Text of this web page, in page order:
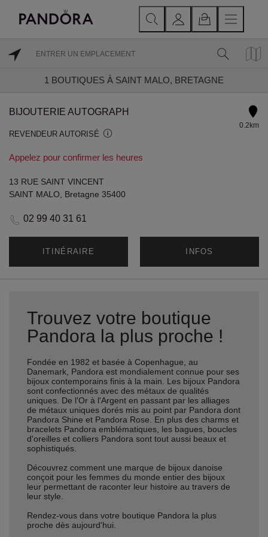
1 BOUTIQUES À SAINT MALO, BRETAGNE
BIJOUTERIE AUTOGRAPH
REVENDEUR AUTORISÉ
Appelez pour confirmer les heures
0.2km
13 RUE SAINT VINCENT
SAINT MALO, Bretagne 35400
02 99 40 31 61
ITINÉRAIRE INFOS
Trouvez votre boutique
Pandora la plus proche !
Fondée en 1982 et basée à Copenhague, au
Danemark, Pandora est mondialement connue pour ses
bijoux contemporains finis à la main. Les bijoux Pandora
sont confectionnés avec des métaux de qualités
uniques. De l'Or à l'Argent en passant par les alliages
de métaux uniques dorés mis au point par Pandora dont
Pandora Shine et Pandora Rose. En plus des charms et
bracelets Pandora emblématiques, les bagues, boucles
d'oreilles et colliers Pandora sont tout aussi beaux et
sophistiqués.
Découvrez comment une marque de bijoux danoise
conçoit pour les femmes du monde entier des bijoux
leur permettant de raconter leur histoire au travers de
leur style.
Rendez-vous dans votre boutique Pandora la plus
proche dès aujourd'hui.